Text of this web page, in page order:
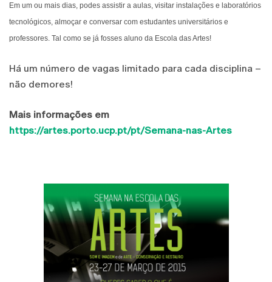
Em um ou mais dias, podes assistir a aulas, visitar instalações e laboratórios
tecnológicos, almoçar e conversar com estudantes universitários e
professores. Tal como se já fosses aluno da Escola das Artes!
Há um número de vagas limitado para cada disciplina –
não demores!
Mais informações em
https://artes.porto.ucp.pt/pt/Semana-nas-Artes